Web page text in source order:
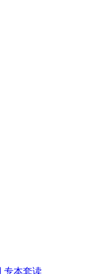
专本套读